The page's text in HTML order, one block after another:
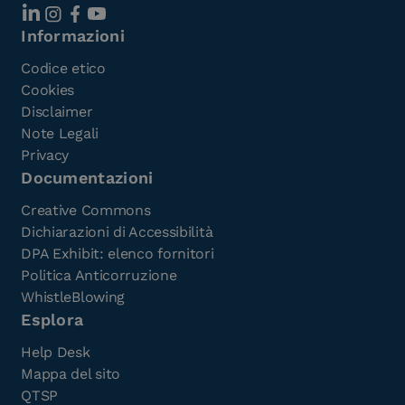
Informazioni
Codice etico
Cookies
Disclaimer
Note Legali
Privacy
Documentazioni
Creative Commons
Dichiarazioni di Accessibilità
DPA Exhibit: elenco fornitori
Politica Anticorruzione
WhistleBlowing
Esplora
Help Desk
Mappa del sito
QTSP